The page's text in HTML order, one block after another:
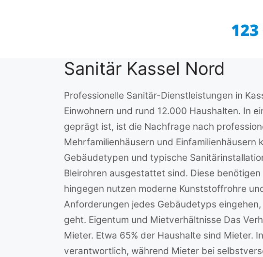
Sanitär Kassel Nord
Professionelle Sanitär-Dienstleistungen in
Einwohnern und rund 12.000 Haushalten. In
geprägt ist, ist die Nachfrage nach
Mehrfamilienhäusern und
Gebäudetypen und typische
Bleirohren ausgestattet sind. Diese
hingegen nutzen moderne Kunststoffrohre
Anforderungen jedes Gebäudetyps
geht. Eigentum und Mietverhältnisse Das
Mieter. Etwa 65% der Haushalte sind Mieter.
verantwortlich, während Mieter bei